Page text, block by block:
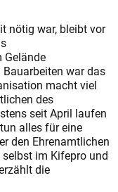
nötig war, bleibt vor
Gelände
war das
macht viel
des
seit April laufen
alles für eine
den Ehrenamtlichen
im Kifepro und
die